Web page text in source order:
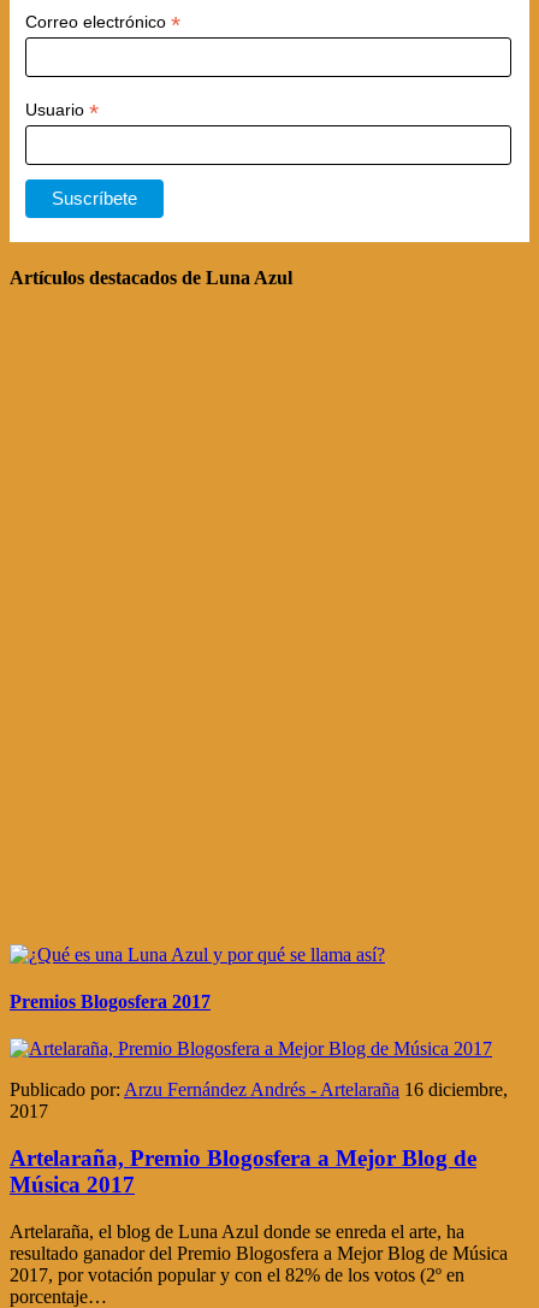
Correo electrónico *
Usuario *
Artículos destacados de Luna Azul
Premios Blogosfera 2017
Publicado por: Arzu Fernández Andrés - Artelaraña 16 diciembre,
2017
Artelaraña, Premio Blogosfera a Mejor Blog de
Música 2017
Artelaraña, el blog de Luna Azul donde se enreda el arte, ha
resultado ganador del Premio Blogosfera a Mejor Blog de Música
2017, por votación popular y con el 82% de los votos (2º en
porcentaje…